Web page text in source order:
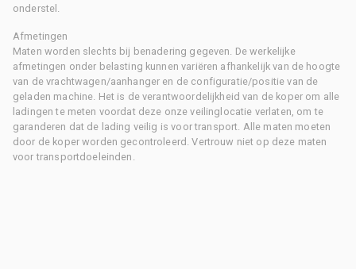
onderstel.
Afmetingen
Maten worden slechts bij benadering gegeven. De werkelijke
afmetingen onder belasting kunnen variëren afhankelijk van de hoogte
van de vrachtwagen/aanhanger en de configuratie/positie van de
geladen machine. Het is de verantwoordelijkheid van de koper om alle
ladingen te meten voordat deze onze veilinglocatie verlaten, om te
garanderen dat de lading veilig is voor transport. Alle maten moeten
door de koper worden gecontroleerd. Vertrouw niet op deze maten
voor transportdoeleinden.